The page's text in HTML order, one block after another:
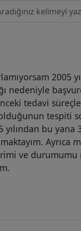
içerisinde ara
2005
nedeniyle
tedavi
tespiti
bu yana
Ayrıca
ve durumumu
h...